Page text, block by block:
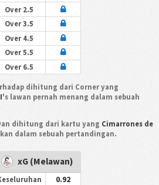
Over 2.5
Over 3.5
Over 4.5
Over 5.5
Over 6.5
dihitung dari Corner yang
's lawan pernah menang dalam sebuah
dihitung dari kartu yang Cimarrones de
dalam sebuah pertandingan.
xG (Melawan)
0.92